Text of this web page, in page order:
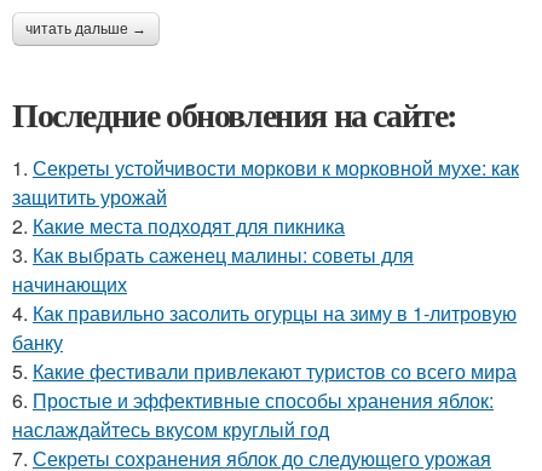
читать дальше →
Последние обновления на сайте:
1. Секреты устойчивости моркови к морковной мухе: как
защитить урожай
2. Какие места подходят для пикника
3. Как выбрать саженец малины: советы для
начинающих
4. Как правильно засолить огурцы на зиму в 1-литровую
банку
5. Какие фестивали привлекают туристов со всего мира
6. Простые и эффективные способы хранения яблок:
наслаждайтесь вкусом круглый год
7. Секреты сохранения яблок до следующего урожая